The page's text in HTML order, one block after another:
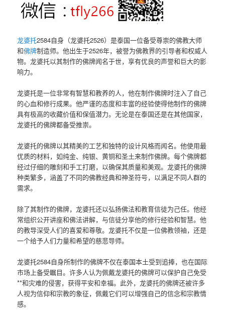
龙婆托2584自身（龙婆托2526）是泰国一位备受尊崇的佛教大师
和佛牌制造师。他出生于2526年，被誉为佛教界的引导者和权威人
物。龙婆托以其制作的佛牌闻名于世，享有优良的声誉和巨大的影
响力。
龙婆托是一位非常有智慧和教养的人，他在制作佛牌时注入了自己
的心血和修行成果。他严谨的态度和丰富的经验使得他制作的佛牌
具有极高的收藏价值和保值潜力。无论是在泰国还是在其他国家，
龙婆托的佛牌都备受推崇。
龙婆托的佛牌以其精美的工艺和独特的设计风格而闻名。他使用最
优质的材料，如纯金、纯银、黄铜和圣土来制作佛牌。每个佛牌都
经过仔细的雕刻和手工打磨，以确保其质量和美观。龙婆托的佛牌
种类繁多，涵盖了不同的佛教经典和神圣符号，以满足不同人群的
需求。
除了其制作的佛牌，龙婆托还以弘扬佛法和教育信徒为己任。他经
常组织公开讲座和佛法讲解，与信徒分享他的修行经验和智慧。他
的教导深受人们的喜爱和尊敬。龙婆托不仅是一位佛教领袖，还是
一个给予人们力量和希望的慈悲导师。
龙婆托2584自身所制作的佛牌不仅在泰国本土受到追捧，也在国际
市场上备受瞩目。许多人认为佩戴龙婆托的佛牌可以保护自己免受
**和灾难的侵害，获得平安和幸福。此外，龙婆托的佛牌还被许多
人视为信仰和宗教的象征，佩戴它们可以增强自己的信念和宗教情
感。